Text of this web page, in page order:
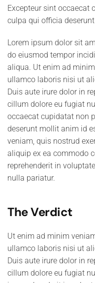
Excepteur sint occaecat
culpa qui officia
Lorem ipsum dolor sit
do eiusmod tempor
aliqua. Ut enim ad
ullamco laboris nisi ut
Duis aute irure dolor in
cillum dolore eu fugiat
occaecat cupidatat non
deserunt mollit anim id
veniam, quis nostrud
aliquip ex ea commodo
reprehenderit in
nulla pariatur.
The Verdict
Ut enim ad minim
ullamco laboris nisi ut
Duis aute irure dolor in
cillum dolore eu fugiat